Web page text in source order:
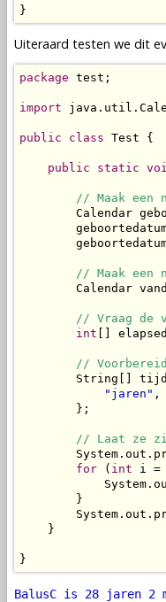
}
Uiteraard testen we dit
package test;
import
public class Test {
public static
// Maak een
Calendar
// Maak een
Calendar
// Vraag de
int []
//
String[]
"jaren" ,
        };
// Laat ze
for ( int i =
        }
    }
}
BalusC is 28 jaren 2